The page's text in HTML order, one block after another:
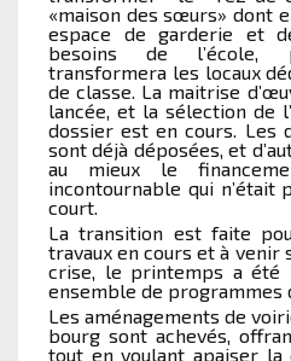
«maison des sœurs» dont
espace de garderie et
besoins de l’école,
transformera les locaux
de classe. La maitrise
lancée, et la sélection de
dossier est en cours. Les
sont déjà déposées, et
au mieux le
incontournable qui n’était
court.
La transition est faite
travaux en cours et à venir
crise, le printemps a été
ensemble de programmes
Les aménagements de
bourg sont achevés,
tout en voulant apaiser